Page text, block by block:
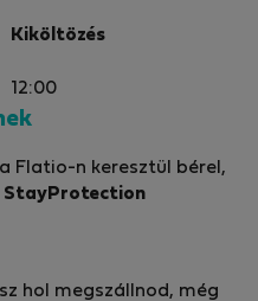
Kiköltözés
12:00
Flatio-n keresztül bérel,
StayProtection
hol megszállnod, még